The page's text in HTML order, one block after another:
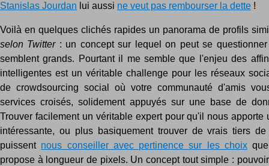
Stanislas Jourdan lui aussi ne veut pas rembourser la dette !
Voilà en quelques clichés rapides un panorama de profils
selon Twitter: un concept sur lequel on peut se
semblent grands. Pourtant il me semble que l'enjeu des
intelligentes est un véritable challenge pour les réseaux
de crowdsourcing social où votre communauté d'amis
services croisés, solidement appuyés sur une base de
Trouver facilement un véritable expert pour qu'il nous apporte
intéressante, ou plus basiquement trouver de vrais tiers
puissent nous conseiller avec pertinence sur les choixque
propose à longueur de pixels. Un concept tout simple :